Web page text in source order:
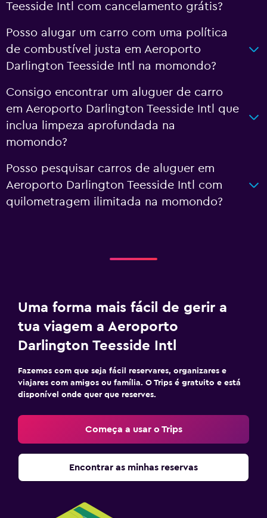
Teesside Intl com cancelamento grátis?
Posso alugar um carro com uma política
de combustível justa em Aeroporto
Darlington Teesside Intl na momondo?
Consigo encontrar um aluguer de carro
em Aeroporto Darlington Teesside Intl que
inclua limpeza aprofundada na
momondo?
Posso pesquisar carros de aluguer em
Aeroporto Darlington Teesside Intl com
quilometragem ilimitada na momondo?
Uma forma mais fácil de gerir a
tua viagem a Aeroporto
Darlington Teesside Intl
Fazemos com que seja fácil reservares, organizares e
viajares com amigos ou família. O Trips é gratuito e está
disponível onde quer que reserves.
Começa a usar o Trips
Encontrar as minhas reservas